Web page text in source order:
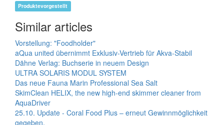
Produktevorgestellt
Similar articles
Vorstellung: "Foodholder"
aQua united übernimmt Exklusiv-Vertrieb für Akva-Stabil
Dähne Verlag: Buchserie in neuem Design
ULTRA SOLARIS MODUL SYSTEM
Das neue Fauna Marin Professional Sea Salt
SkimClean HELIX, the new high-end skimmer cleaner from
AquaDriver
25.10. Update - Coral Food Plus – erneut Gewinnmöglichkeit
gegeben.